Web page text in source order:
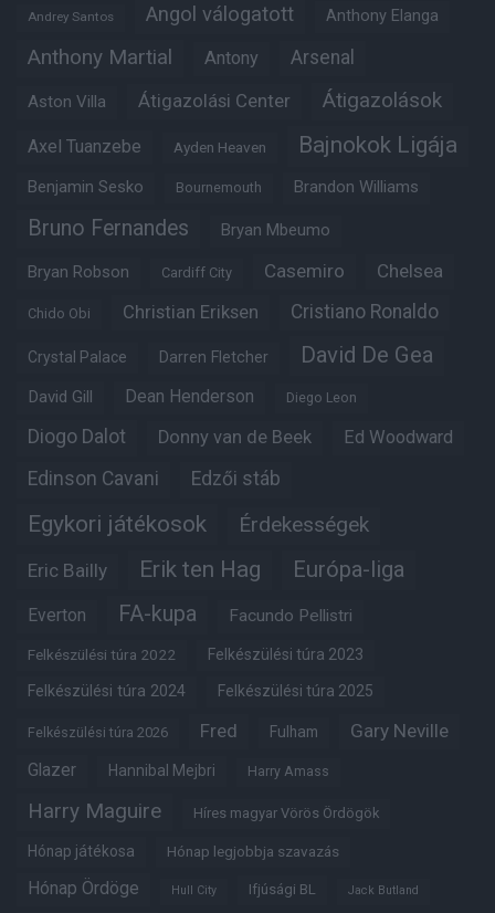
Andrey Santos Angol válogatott Anthony Elanga
Anthony Martial Antony Arsenal
Aston Villa Átigazolási Center Átigazolások
Axel Tuanzebe Ayden Heaven Bajnokok Ligája
Benjamin Sesko Bournemouth Brandon Williams
Bruno Fernandes Bryan Mbeumo
Bryan Robson Cardiff City Casemiro Chelsea
Chido Obi Christian Eriksen Cristiano Ronaldo
Crystal Palace Darren Fletcher David De Gea
David Gill Dean Henderson Diego Leon
Diogo Dalot Donny van de Beek Ed Woodward
Edinson Cavani Edzői stáb
Egykori játékosok Érdekességek
Eric Bailly Erik ten Hag Európa-liga
Everton FA-kupa Facundo Pellistri
Felkészülési túra 2022 Felkészülési túra 2023
Felkészülési túra 2024 Felkészülési túra 2025
Felkészülési túra 2026 Fred Fulham Gary Neville
Glazer Hannibal Mejbri Harry Amass
Harry Maguire Híres magyar Vörös Ördögök
Hónap játékosa Hónap legjobbja szavazás
Hónap Ördöge Hull City Ifjúsági BL Jack Butland